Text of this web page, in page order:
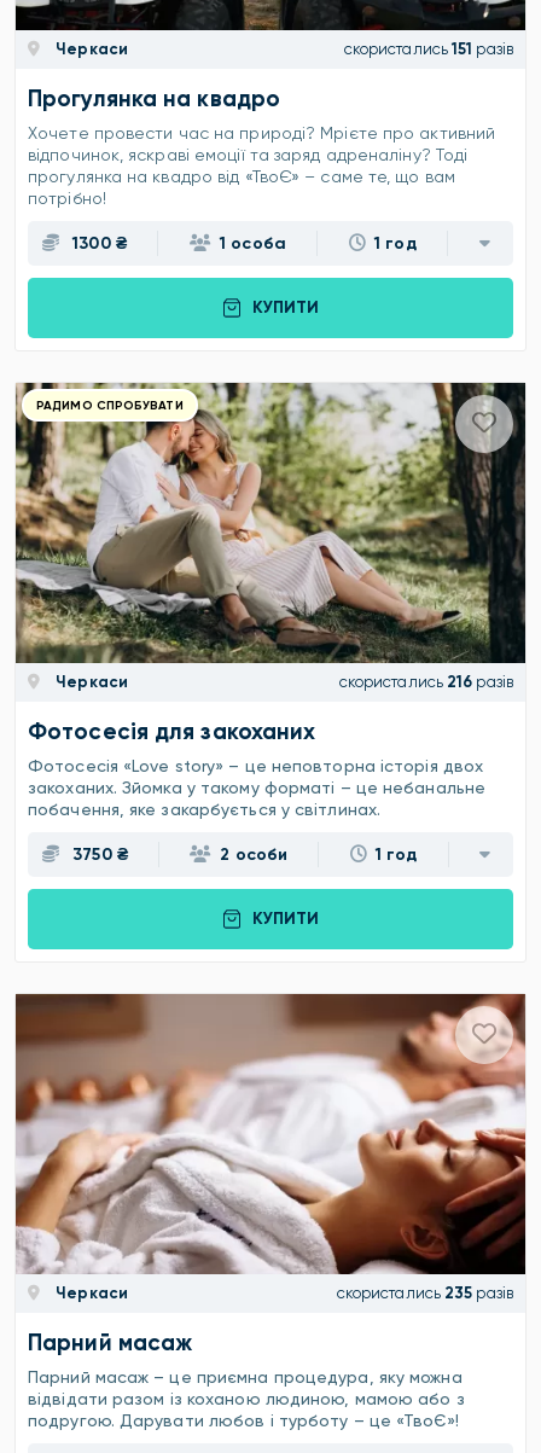
Черкаси скористались 151 разів
Прогулянка на квадро
Хочете провести час на природі? Мрієте про активний
відпочинок, яскраві емоції та заряд адреналіну? Тоді
прогулянка на квадро від «ТвоЄ» – саме те, що вам
потрібно!
1300 ₴ 1 особа 1 год
КУПИТИ
РАДИМО СПРОБУВАТИ
Черкаси скористались 216 разів
Фотосесія для закоханих
Фотосесія «Love story» – це неповторна історія двох
закоханих. Зйомка у такому форматі – це небанальне
побачення, яке закарбується у світлинах.
3750 ₴ 2 особи 1 год
КУПИТИ
Черкаси скористались 235 разів
Парний масаж
Парний масаж – це приємна процедура, яку можна
відвідати разом із коханою людиною, мамою або з
подругою. Дарувати любов і турботу – це «ТвоЄ»!